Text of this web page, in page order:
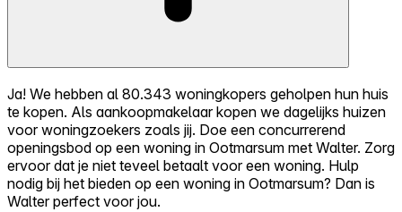
Ja! We hebben al 80.343 woningkopers geholpen hun huis
te kopen. Als aankoopmakelaar kopen we dagelijks huizen
voor woningzoekers zoals jij. Doe een concurrerend
openingsbod op een woning in Ootmarsum met Walter. Zorg
ervoor dat je niet teveel betaalt voor een woning. Hulp
nodig bij het bieden op een woning in Ootmarsum? Dan is
Walter perfect voor jou.